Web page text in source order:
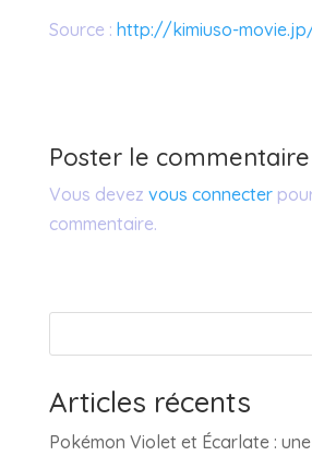
Source : http://kimiuso-
Poster le commentaire
Vous devez vous connecter
commentaire.
Articles récents
Pokémon Violet et Écarlate :